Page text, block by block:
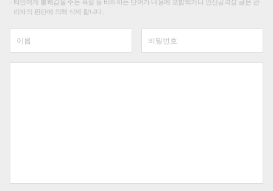
타인에게 불쾌감을 주는 욕설 등 비하하는 단어가 내용에 포함되거나 인신공격성 글은 관
리자의 판단에 의해 삭제 합니다.